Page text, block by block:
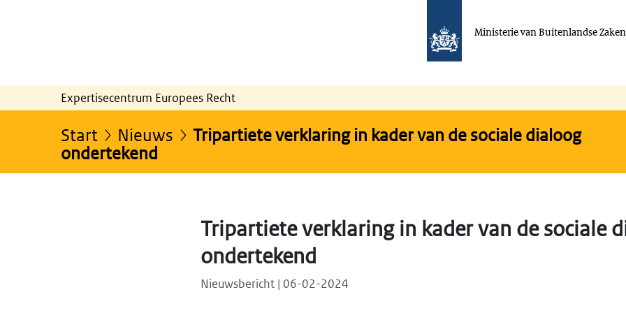
Ministerie van Buitenlandse Zaken
Expertisecentrum Europees Recht
Start Nieuws
Tripartiete verklaring in kader van de sociale dialoog
ondertekend
Tripartiete verklaring in kader van de sociale
ondertekend
Nieuwsbericht | 06-02-2024